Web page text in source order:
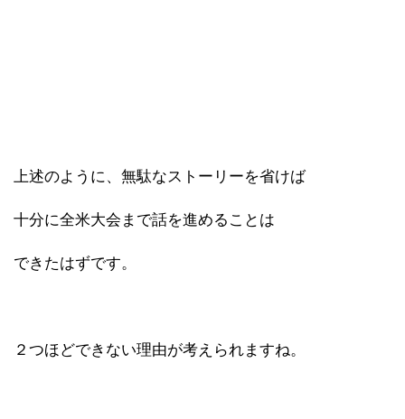
上述のように、無駄なストーリーを省けば
十分に全米大会まで話を進めることは
できたはずです。
２つほどできない理由が考えられますね。